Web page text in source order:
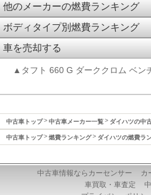
他のメーカーの燃費ランキング
ボディタイプ別燃費ランキング
車を売却する
▲タフト 660 G ダーククロム ベン
中古車トップ 中古車メーカー一覧 ダイハツの中
中古車トップ 燃費ランキング ダイハツの燃費ラ
中古車情報ならカーセンサー
カ
車買取・車査定